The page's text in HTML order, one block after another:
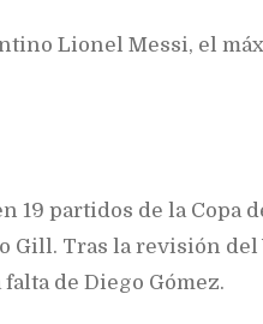
Lionel Messi, el
19 partidos de la Copa
Gill. Tras la revisión del
de Diego Gómez.